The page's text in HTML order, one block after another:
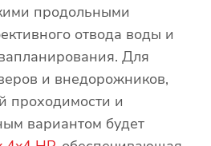
продольными
отвода воды и
Для
и внедорожников,
проходимости и
вариантом будет